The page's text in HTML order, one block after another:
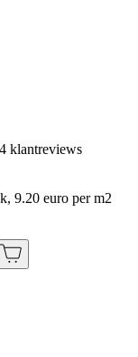
klantreviews
9.20 euro per m2